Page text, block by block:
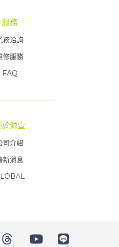
服務
務洽詢
修服務
FAQ
於源壹
司介紹
新消息